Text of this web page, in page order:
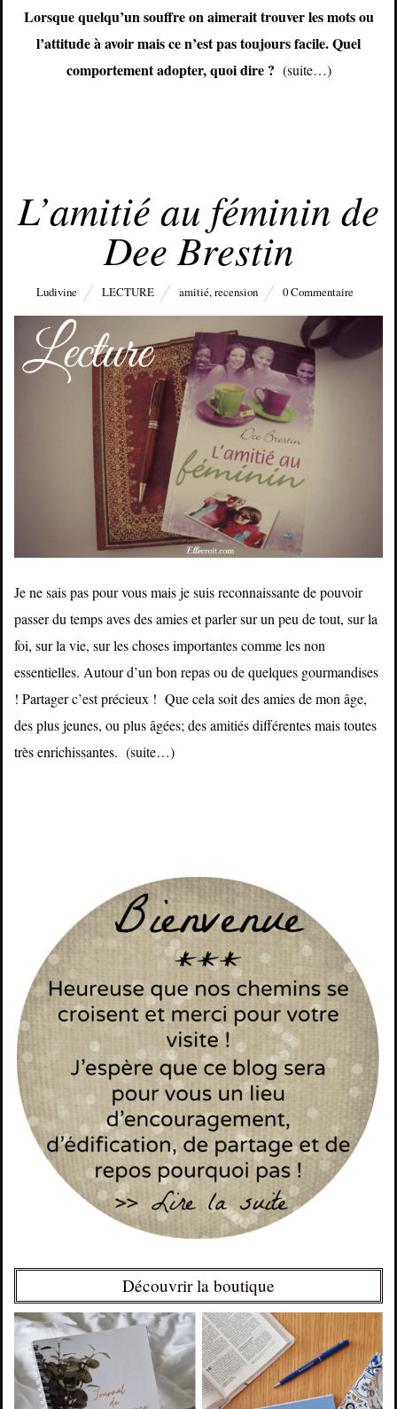
Lorsque quelqu’un souffre on aimerait trouver les mots ou
l’attitude à avoir mais ce n’est pas toujours facile. Quel
comportement adopter, quoi dire ? (suite…)
L’amitié au féminin de
Dee Brestin
Ludivine LECTURE amitié,recension 0 Commentaire
Je ne sais pas pour vous mais je suis reconnaissante de pouvoir
passer du temps aves des amies et parler sur un peu de tout, sur la
foi, sur la vie, sur les choses importantes comme les non
essentielles. Autour d’un bon repas ou de quelques gourmandises
! Partager c’est précieux ! Que cela soit des amies de mon âge,
des plus jeunes, ou plus âgées; des amitiés différentes mais toutes
très enrichissantes.(suite…)
Découvrir la boutique